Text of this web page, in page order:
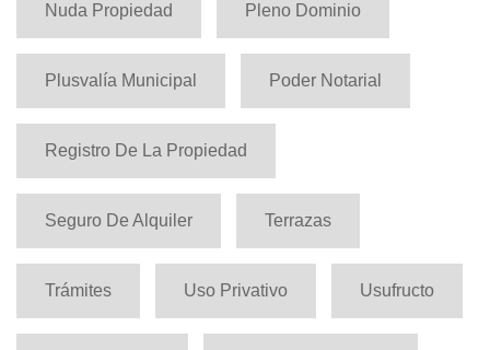
Nuda Propiedad Pleno Dominio
Plusvalía Municipal Poder Notarial
Registro De La Propiedad
Seguro De Alquiler Terrazas
Trámites Uso Privativo Usufructo